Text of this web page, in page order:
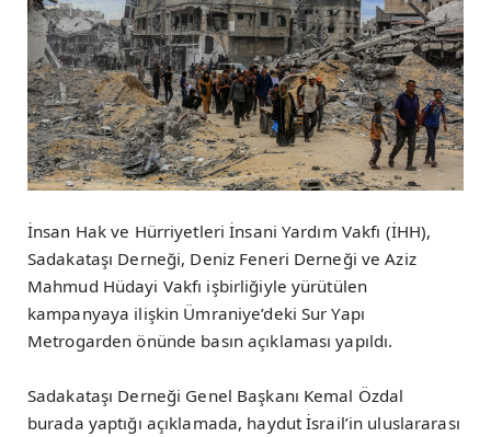
İnsan Hak ve Hürriyetleri İnsani Yardım Vakfı (İHH),
Sadakataşı Derneği, Deniz Feneri Derneği ve Aziz
Mahmud Hüdayi Vakfı işbirliğiyle yürütülen
kampanyaya ilişkin Ümraniye’deki Sur Yapı
Metrogarden önünde basın açıklaması yapıldı.
Sadakataşı Derneği Genel Başkanı Kemal Özdal
burada yaptığı açıklamada, haydut İsrail’in uluslararası